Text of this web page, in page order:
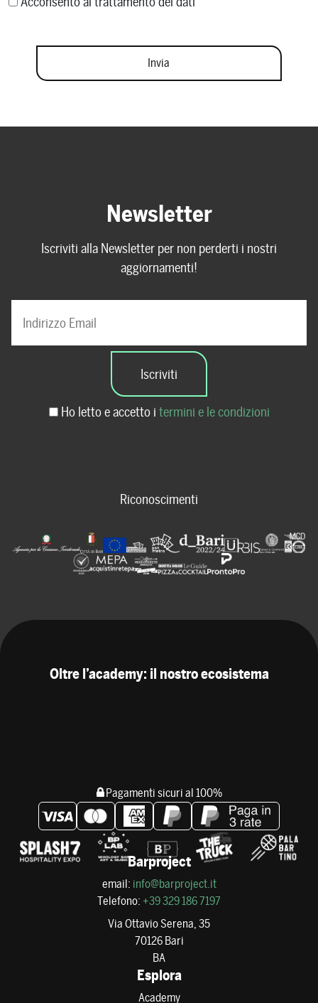
Newsletter
Iscriviti alla Newsletter per non perderti i nostri
aggiornamenti!
Ho letto e accetto i termini e le condizioni
Riconoscimenti
Oltre l’academy: il nostro ecosistema
Pagamenti sicuri al 100%
Barproject
email: info@barproject.it
Telefono: +39 329 186 7197
Via Ottavio Serena, 35
70126 Bari
BA
Esplora
Academy